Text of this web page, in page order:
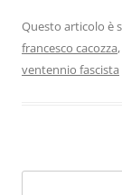
Questo articolo è
francesco cacozza,
ventennio fascista